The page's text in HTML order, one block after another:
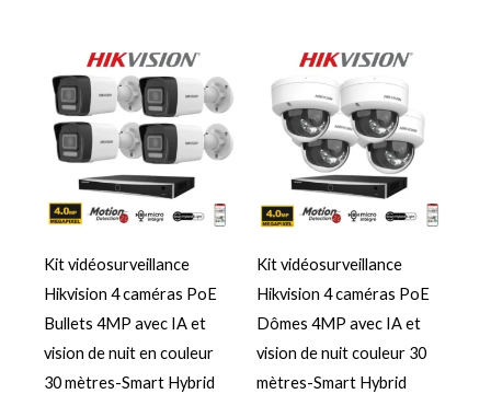
Kit vidéosurveillance
Hikvision 4 caméras PoE
Bullets 4MP avec IA et
vision de nuit en couleur
30 mètres-Smart Hybrid
Kit vidéosurveillance
Hikvision 4 caméras PoE
Dômes 4MP avec IA et
vision de nuit couleur 30
mètres-Smart Hybrid